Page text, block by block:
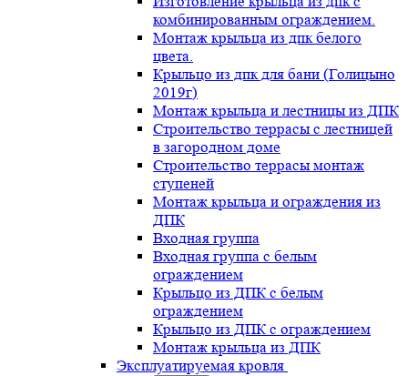
комбинированным ограждением.
Монтаж крыльца из дпк белого
цвета.
Крыльцо из дпк для бани (Голицыно
2019г)
Монтаж крыльца и лестницы из ДПК
Строительство террасы с лестницей
в загородном доме
Строительство террасы монтаж
ступеней
Монтаж крыльца и ограждения из
ДПК
Входная группа
Входная группа с белым
ограждением
Крыльцо из ДПК с белым
ограждением
Крыльцо из ДПК с ограждением
Монтаж крыльца из ДПК
Эксплуатируемая кровля